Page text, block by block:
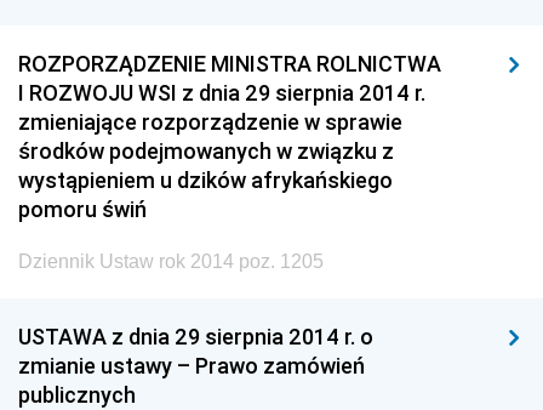
ROZPORZĄDZENIE MINISTRA ROLNICTWA
I ROZWOJU WSI z dnia 29 sierpnia 2014 r.
zmieniające rozporządzenie w sprawie
środków podejmowanych w związku z
wystąpieniem u dzików afrykańskiego
pomoru świń
Dziennik Ustaw rok 2014 poz. 1205
USTAWA z dnia 29 sierpnia 2014 r. o
zmianie ustawy – Prawo zamówień
publicznych